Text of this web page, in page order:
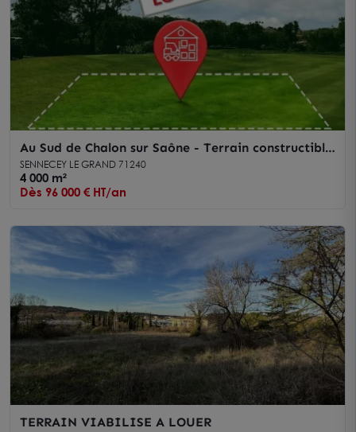
Au Sud de Chalon sur Saône - Terrain constructible
de 4 000 m² dans zone d'activité
SENNECEY LE GRAND 71240
4 000 m²
Dès 96 000 € HT/an
TERRAIN VIABILISE A LOUER